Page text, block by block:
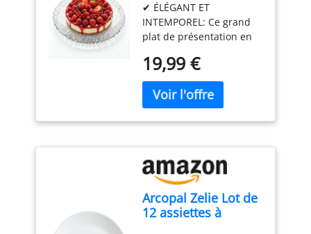
Service Transparent,
Plat à Gâteau,
Plateau Dessert,
Fromage, Apéritif,
Fruits et Décoration
de Table
✔ ÉLÉGANT ET
INTEMPOREL: Ce grand
plat de présentation en
apporte une touche
raffinée à toutes les
tables. Son design
élégant s’adapte
parfaitement aux
contemporaines. ✔
FORMAT GÉNÉREUX DE
31,5 cm: Avec son
diamètre de 31,5 cm, ce
19,99 €
Arcopal Zelie Lot de
12 assiettes à